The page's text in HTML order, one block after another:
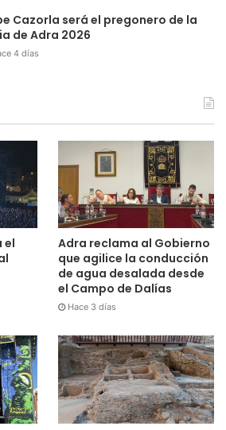
Cazorla será el pregonero de la
de Adra 2026
4 días
el
Adra reclama al Gobierno
que agilice la conducción
de agua desalada desde
el Campo de Dalías
Hace 3 días